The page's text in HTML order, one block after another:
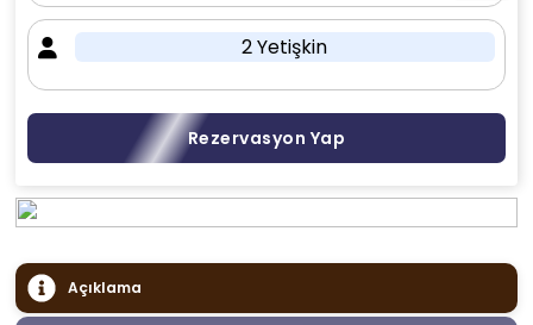
2 Yetişkin
Rezervasyon Yap
Açıklama